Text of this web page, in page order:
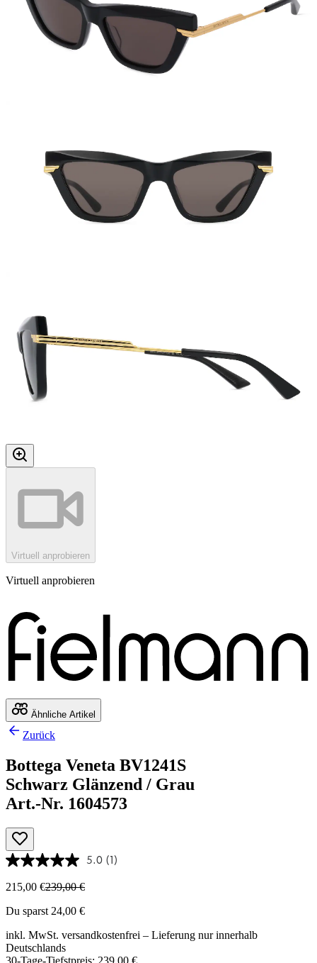
Virtuell anprobieren
Virtuell anprobieren
Ähnliche Artikel
Zurück
Bottega Veneta BV1241S
Schwarz Glänzend / Grau
Art.-Nr. 1604573
5.0 (1)
215,00 €239,00 €
Du sparst 24,00 €
inkl. MwSt. versandkostenfrei – Lieferung nur innerhalb
Deutschlands
30-Tage-Tiefstpreis: 239,00 €